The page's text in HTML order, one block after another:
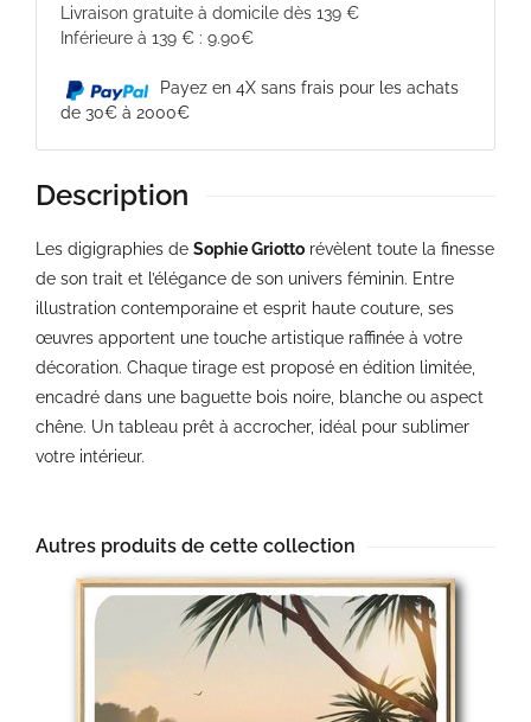
Livraison gratuite à domicile dès 139 €
Inférieure à 139 € : 9.90€
Payez en 4X sans frais pour les achats
de 30€ à 2000€
Description
Les digigraphies de Sophie Griotto révèlent toute la finesse
de son trait et l’élégance de son univers féminin. Entre
illustration contemporaine et esprit haute couture, ses
œuvres apportent une touche artistique raffinée à votre
décoration. Chaque tirage est proposé en édition limitée,
encadré dans une baguette bois noire, blanche ou aspect
chêne. Un tableau prêt à accrocher, idéal pour sublimer
votre intérieur.
Autres produits de cette collection